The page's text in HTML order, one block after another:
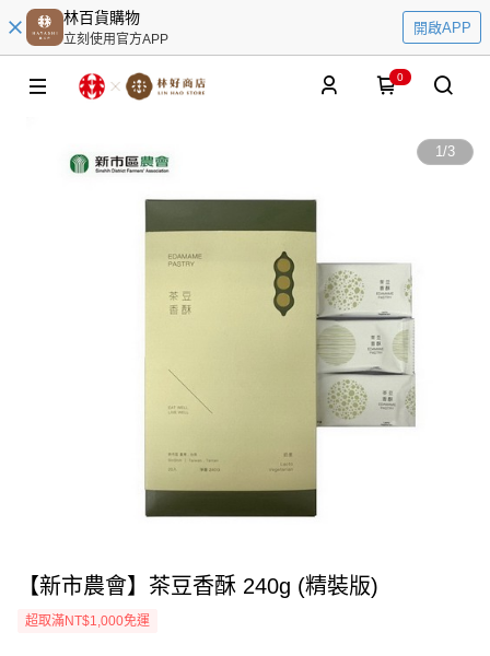
林百貨購物
立刻使用官方APP
開啟APP
0
1/3
【新市農會】茶豆香酥 240g (精裝版)
超取滿NT$1,000免運